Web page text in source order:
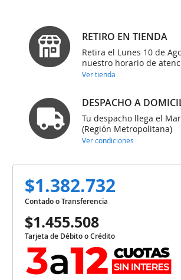
RETIRO EN TIENDA
Retira el Lunes 10 de
nuestro horario de
Ver tienda
DESPACHO A
Tu despacho llega el
(Región Metropolitana)
Ver condiciones
$1.382.732
Contado o Transferencia
$1.455.508
Tarjeta de Débito o Crédito